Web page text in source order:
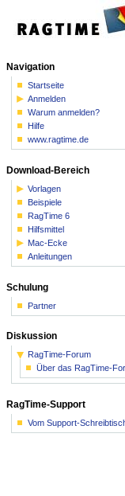
Navigation
Startseite
Anmelden
Warum anmelden?
Hilfe
www.ragtime.de
Download-Bereich
Vorlagen
Beispiele
RagTime 6
Hilfsmittel
Mac-Ecke
Anleitungen
Schulung
Partner
Diskussion
RagTime-Forum
Über das RagTime-
RagTime-Support
Vom Support-